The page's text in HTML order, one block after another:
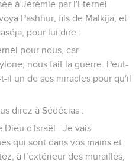
à Jérémie par l'Eternel
Pashhur, fils de Malkija, et
pour lui dire :
pour nous, car
nous fait la guerre. Peut-
il un de ses miracles pour qu'il
direz à Sédécias :
Dieu d'Israël : Je vais
qui sont dans vos mains et
à l’extérieur des murailles,